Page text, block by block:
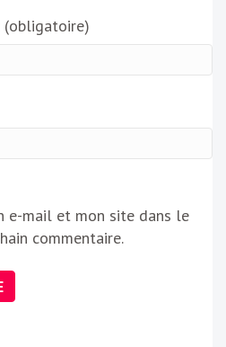
(obligatoire)
e-mail et mon site dans le
commentaire.